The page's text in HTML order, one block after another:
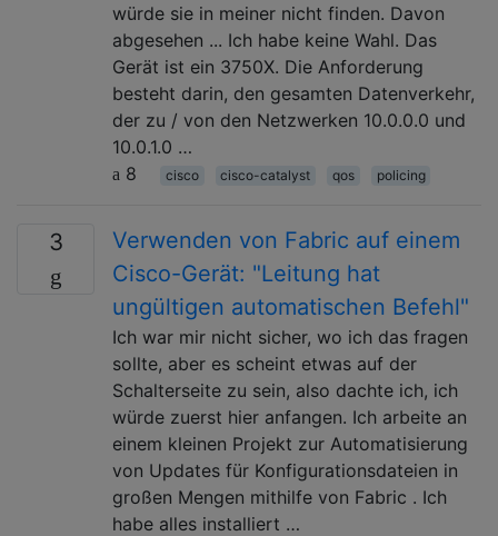
würde sie in meiner nicht finden. Davon
abgesehen ... Ich habe keine Wahl. Das
Gerät ist ein 3750X. Die Anforderung
besteht darin, den gesamten Datenverkehr,
der zu / von den Netzwerken 10.0.0.0 und
10.0.1.0 …
8
cisco cisco-catalyst qos policing
3
Verwenden von Fabric auf einem
Cisco-Gerät: "Leitung hat
ungültigen automatischen Befehl"
Ich war mir nicht sicher, wo ich das fragen
sollte, aber es scheint etwas auf der
Schalterseite zu sein, also dachte ich, ich
würde zuerst hier anfangen. Ich arbeite an
einem kleinen Projekt zur Automatisierung
von Updates für Konfigurationsdateien in
großen Mengen mithilfe von Fabric . Ich
habe alles installiert …